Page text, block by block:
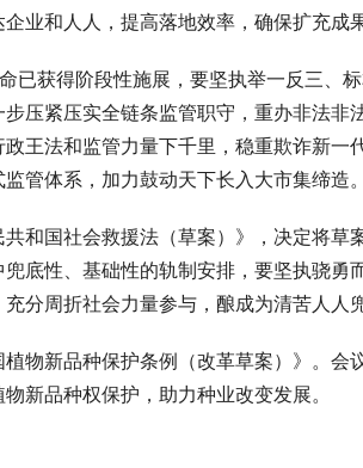
业和人人，提高落地效率，确保扩充成果
获得阶段性施展，要坚执举一反三、
压紧压实全链条监管职守，重办非法非
王法和监管力量下千里，稳重欺诈新一
管体系，加力鼓动天下长入大市集缔造。
国社会救援法（草案）》，决定将草
底性、基础性的轨制安排，要坚执骁勇
分周折社会力量参与，酿成为清苦人人
新品种保护条例（改革草案）》。会
新品种权保护，助力种业改变发展。